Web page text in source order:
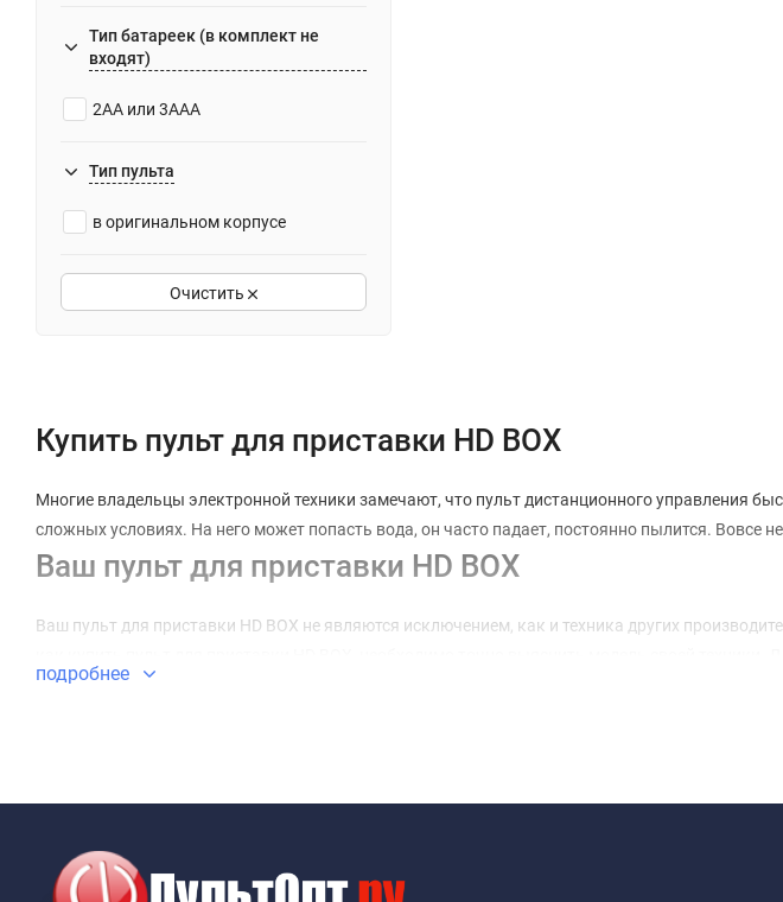
Тип батареек (в комплект не
входят)
2AA или 3AAA
Тип пульта
в оригинальном корпусе
Очистить
Купить пульт для приставки HD BOX
Многие владельцы электронной техники замечают, что пульт дистанционного управления
сложных условиях. На него может попасть вода, он часто падает, постоянно пылится. Вовсе
Ваш пульт для приставки HD BOX
Ваш пульт для приставки HD BOX не являются исключением, как и техника других
выборе, вы получите просто красивое устройство, которое не будет работать с вашей
Выбрать и купить пульт для приставки HD BOX
подробнее